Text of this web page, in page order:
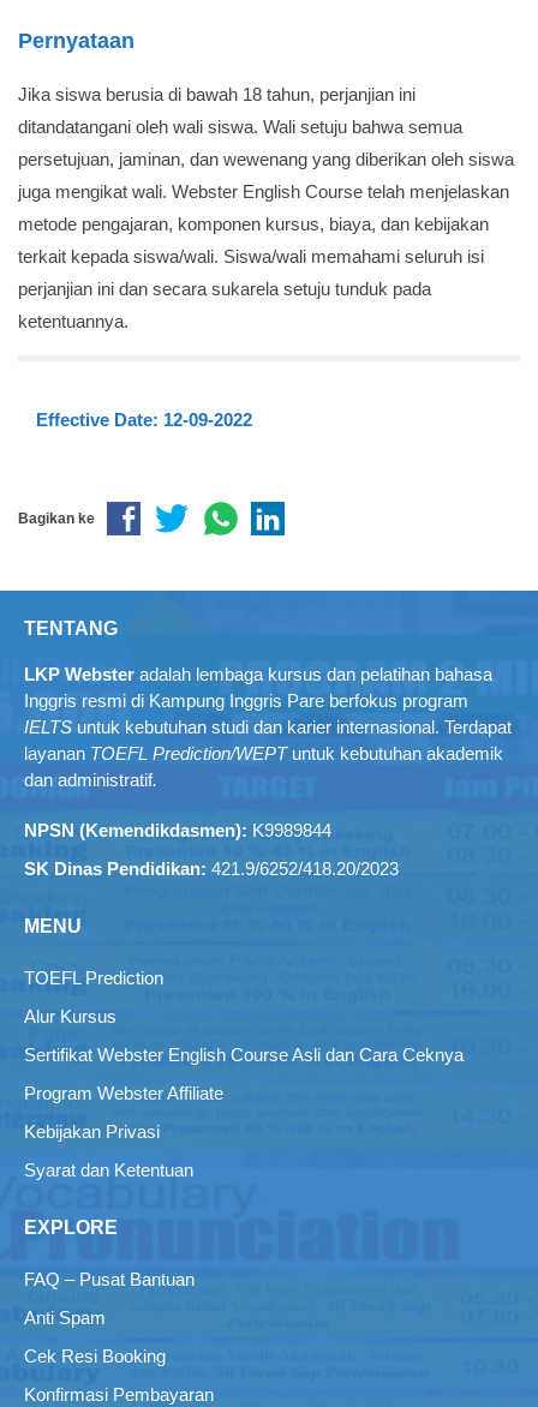
Pernyataan
Jika siswa berusia di bawah 18 tahun, perjanjian ini
ditandatangani oleh wali siswa. Wali setuju bahwa semua
persetujuan, jaminan, dan wewenang yang diberikan oleh siswa
juga mengikat wali. Webster English Course telah menjelaskan
metode pengajaran, komponen kursus, biaya, dan kebijakan
terkait kepada siswa/wali. Siswa/wali memahami seluruh isi
perjanjian ini dan secara sukarela setuju tunduk pada
ketentuannya.
Effective Date: 12-09-2022
Bagikan ke
TENTANG
LKP Webster adalah lembaga kursus dan pelatihan bahasa
Inggris resmi di Kampung Inggris Pare berfokus program
IELTS untuk kebutuhan studi dan karier internasional. Terdapat
layanan TOEFL Prediction/WEPTuntuk kebutuhan akademik
dan administratif.
NPSN (Kemendikdasmen): K9989844
SK Dinas Pendidikan: 421.9/6252/418.20/2023
MENU
TOEFL Prediction
Alur Kursus
Sertifikat Webster English Course Asli dan Cara Ceknya
Program Webster Affiliate
Kebijakan Privasi
Syarat dan Ketentuan
EXPLORE
FAQ – Pusat Bantuan
Anti Spam
Cek Resi Booking
Konfirmasi Pembayaran